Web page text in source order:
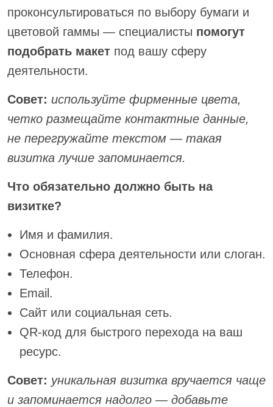
проконсультироваться по выбору бумаги и
цветовой гаммы — специалисты помогут
подобрать макет под вашу сферу
деятельности.
Совет: используйте фирменные цвета,
четко размещайте контактные данные,
не перегружайте текстом — такая
визитка лучше запоминается.
Что обязательно должно быть на
визитке?
Имя и фамилия.
Основная сфера деятельности или слоган.
Телефон.
Email.
Сайт или социальная сеть.
QR-код для быстрого перехода на ваш
ресурс.
Совет: уникальная визитка вручается чаще
и запоминается надолго — добавьте